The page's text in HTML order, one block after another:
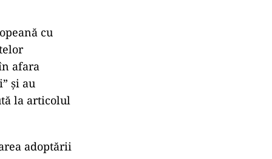
cu
afara
şi au
la articolul
adoptării